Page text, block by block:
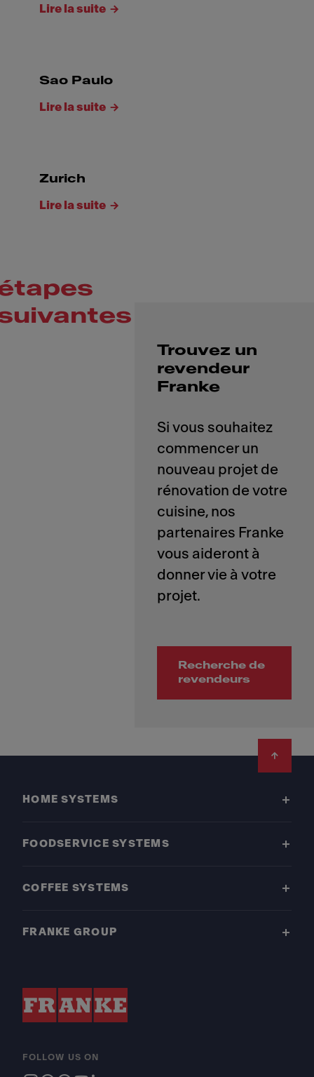
Lire la suite
Sao Paulo
Lire la suite
Zurich
Lire la suite
Trouvez un
revendeur
Franke
Si vous souhaitez
commencer un
nouveau projet de
rénovation de votre
cuisine, nos
partenaires Franke
vous aideront à
donner vie à votre
Recherche de
revendeurs
HOME SYSTEMS
FOODSERVICE SYSTEMS
COFFEE SYSTEMS
FRANKE GROUP
FOLLOW US ON